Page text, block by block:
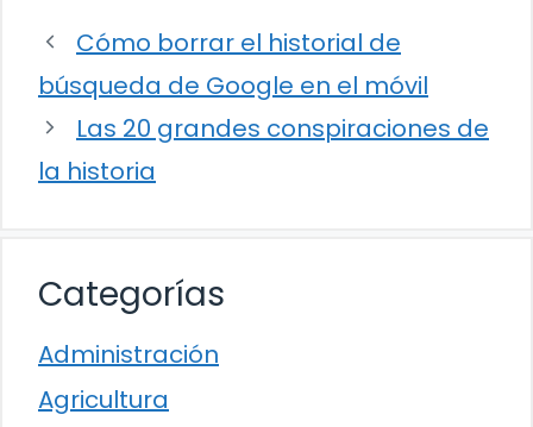
Cómo borrar el historial de
búsqueda de Google en el móvil
Las 20 grandes conspiraciones de
la historia
Categorías
Administración
Agricultura